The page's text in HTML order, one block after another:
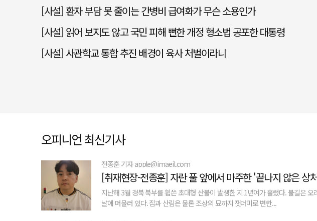
[사설] 환자 부담 못 줄이는 간병비 급여화가 무슨 소용인가
[사설] 읽어 보지도 않고 국민 피해 뻔한 개정 형소법 공포한 대통령
[사설] 사관학교 통합 추진 배경이 육사 처벌이라니
오피니언 최신기사
전종훈 기자 apple@imaeil.com
[취재현장-전종훈] 자란 풀 앞에서 마주한 '끝나지 않은 상
지난해 3월 경북 북부를 휩쓴 초대형 산불이 발생한 지 1년여가 흘렀다. 불길은
날에 머물러 있다. 집과 산림은 물론 조상의 묘까지 잿더미로 변한...